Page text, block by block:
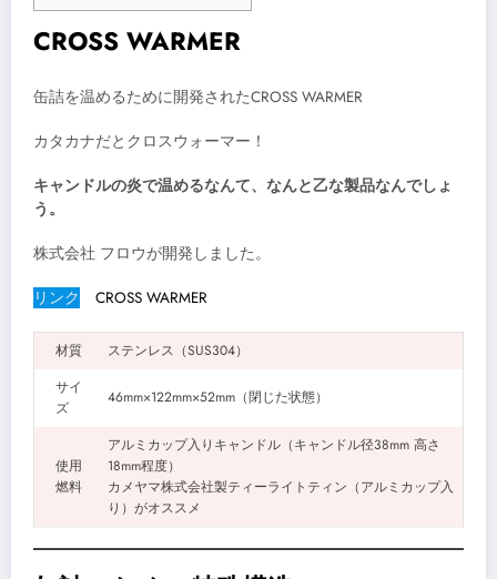
CROSS WARMER
缶詰を温めるために開発されたCROSS WARMER
カタカナだとクロスウォーマー！
キャンドルの炎で温めるなんて、なんと乙な製品なんでしょ
う。
株式会社 フロウが開発しました。
リンク CROSS WARMER
材質
ステンレス（SUS304）
サイ
ズ
46mm×122mm×52mm（閉じた状態）
使用
燃料​
アルミカップ入りキャンドル（キャンドル径38mm 高さ
18mm程度）
カメヤマ株式会社製ティーライトティン（アルミカップ入
り）がオススメ